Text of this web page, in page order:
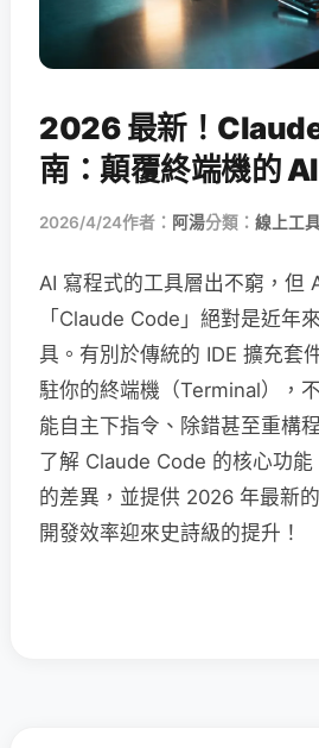
2026 最新！
南：顛覆終端機的
2026/4/24作者： 阿湯分類： 線上工
AI 寫程式的工具層出不窮，但
「Claude Code」絕對是近年
具。有別於傳統的 IDE 擴充套
駐你的終端機（Terminal），
能自主下指令、除錯甚至重構
了解 Claude Code 的核心功
的差異，並提供 2026 年最新
開發效率迎來史詩級的提升！